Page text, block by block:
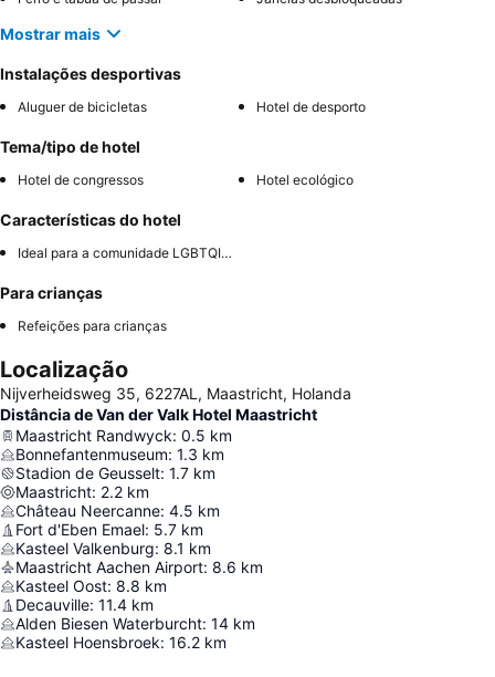
Mostrar mais
Instalações desportivas
Aluguer de bicicletas Hotel de desporto
Tema/tipo de hotel
Hotel de congressos Hotel ecológico
Características do hotel
Ideal para a comunidade LGBTQIA+
Para crianças
Refeições para crianças
Localização
Nijverheidsweg 35, 6227AL, Maastricht, Holanda
Distância de Van der Valk Hotel Maastricht
Maastricht Randwyck: 0.5 km
Bonnefantenmuseum: 1.3 km
Stadion de Geusselt: 1.7 km
Maastricht: 2.2 km
Château Neercanne: 4.5 km
Fort d'Eben Emael: 5.7 km
Kasteel Valkenburg: 8.1 km
Maastricht Aachen Airport: 8.6 km
Kasteel Oost: 8.8 km
Decauville: 11.4 km
Alden Biesen Waterburcht: 14 km
Kasteel Hoensbroek: 16.2 km